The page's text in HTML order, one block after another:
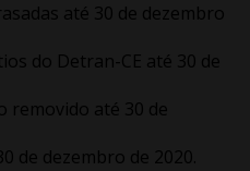
até 30 de dezembro
do Detran-CE até 30 de
removido até 30 de
de dezembro de 2020.